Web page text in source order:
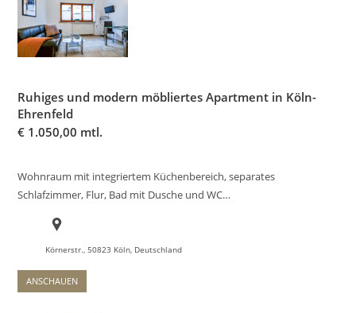
Ruhiges und modern möbliertes Apartment in Köln-
Ehrenfeld
€ 1.050,00 mtl.
Wohnraum mit integriertem Küchenbereich, separates
Schlafzimmer, Flur, Bad mit Dusche und WC…
Körnerstr., 50823 Köln, Deutschland
ANSCHAUEN